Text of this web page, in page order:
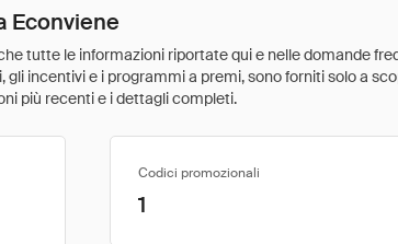
Econviene
tutte le informazioni riportate qui e nelle domande
gli incentivi e i programmi a premi, sono forniti solo a
più recenti e i dettagli completi.
Codici promozionali
1